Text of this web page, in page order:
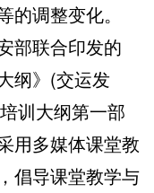
调整变化。
联合印发的
纲》(交运发
训大纲第一部
用多媒体课堂教
倡导课堂教学与